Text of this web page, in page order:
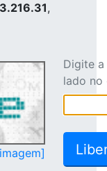
,
Digite
lado no